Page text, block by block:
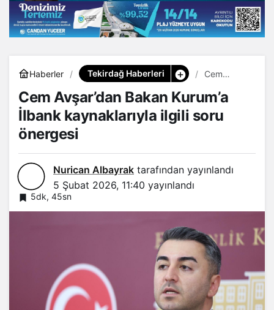
Haberler Tekirdağ Haberleri
Cem
Bakan
Kurum’a
İlbank
önergesi
Cem Avşar’dan Bakan Kurum’a
İlbank kaynaklarıyla ilgili soru
önergesi
Nurican Albayrak tarafından yayınlandı
5 Şubat 2026, 11:40 yayınlandı
5dk, 45sn